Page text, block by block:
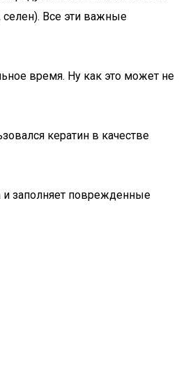
Все эти важные
время. Ну как это может не
кератин в качестве
и заполняет поврежденные